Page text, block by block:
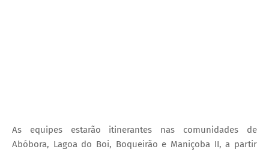
As equipes estarão itinerantes nas comunidades de
Abóbora, Lagoa do Boi, Boqueirão e Maniçoba II, a partir